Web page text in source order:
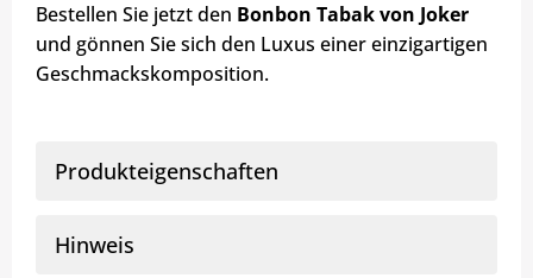
Bestellen Sie jetzt den Bonbon Tabak von Joker
und gönnen Sie sich den Luxus einer einzigartigen
Geschmackskomposition.
Produkteigenschaften
Hinweis